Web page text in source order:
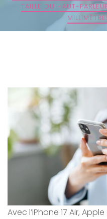
TAILLE DU HAUT-
Avec l’iPhone 17 Air,